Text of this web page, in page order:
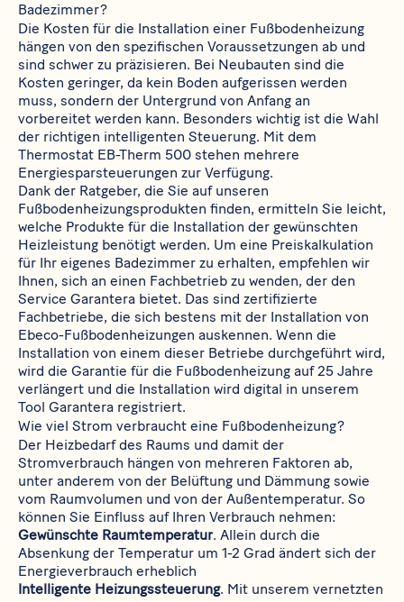
Badezimmer?
Die Kosten für die Installation einer Fußbodenheizung
hängen von den spezifischen Voraussetzungen ab und
sind schwer zu präzisieren. Bei Neubauten sind die
Kosten geringer, da kein Boden aufgerissen werden
muss, sondern der Untergrund von Anfang an
vorbereitet werden kann. Besonders wichtig ist die Wahl
der richtigen intelligenten Steuerung. Mit dem
Thermostat EB-Therm 500 stehen mehrere
Energiesparsteuerungen zur Verfügung.
Dank der Ratgeber, die Sie auf unseren
Fußbodenheizungsprodukten finden, ermitteln Sie leicht,
welche Produkte für die Installation der gewünschten
Heizleistung benötigt werden. Um eine Preiskalkulation
für Ihr eigenes Badezimmer zu erhalten, empfehlen wir
Ihnen, sich an einen Fachbetrieb zu wenden, der den
Service Garantera bietet. Das sind zertifizierte
Fachbetriebe, die sich bestens mit der Installation von
Ebeco-Fußbodenheizungen auskennen. Wenn die
Installation von einem dieser Betriebe durchgeführt wird,
wird die Garantie für die Fußbodenheizung auf 25 Jahre
verlängert und die Installation wird digital in unserem
Tool Garantera registriert.
Wie viel Strom verbraucht eine Fußbodenheizung?
Der Heizbedarf des Raums und damit der
Stromverbrauch hängen von mehreren Faktoren ab,
unter anderem von der Belüftung und Dämmung sowie
vom Raumvolumen und von der Außentemperatur. So
können Sie Einfluss auf Ihren Verbrauch nehmen:
Gewünschte Raumtemperatur. Allein durch die
Absenkung der Temperatur um 1-2 Grad ändert sich der
Energieverbrauch erheblich
Intelligente Heizungssteuerung. Mit unserem vernetzten